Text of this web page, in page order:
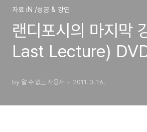
자료 iN /성공 & 강연
랜디포시의 마지막
Last Lecture)
by 알 수 없는 사용자 2011. 3. 16.